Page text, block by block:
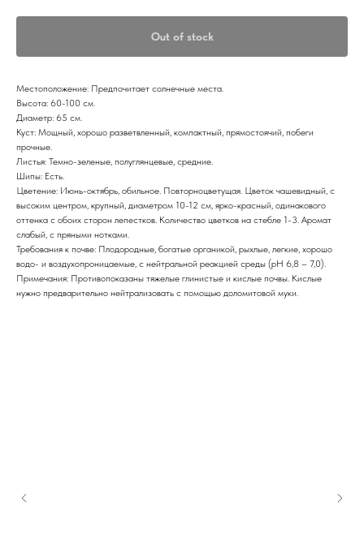
Out of stock
Местоположение: Предпочитает солнечные места.
Высота: 60-100 см.
Диаметр: 65 см.
Куст: Мощный, хорошо разветвленный, компактный, прямостоячий, побеги
прочные.
Листья: Темно-зеленые, полуглянцевые, средние.
Шипы: Есть.
Цветение: Июнь-октябрь, обильное. Повторноцветущая. Цветок чашевидный, с
высоким центром, крупный, диаметром 10-12 см, ярко-красный, одинакового
оттенка с обоих сторон лепестков. Количество цветков на стебле 1-3. Аромат
слабый, с пряными нотками.
Требования к почве: Плодородные, богатые органикой, рыхлые, легкие, хорошо
водо- и воздухопроницаемые, с нейтральной реакцией среды (рН 6,8 – 7,0).
Примечания: Противопоказаны тяжелые глинистые и кислые почвы. Кислые
нужно предварительно нейтрализовать с помощью доломитовой муки.